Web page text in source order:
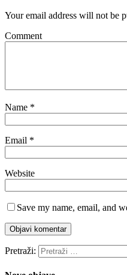
Your email address will not be
Comment
Name *
Email *
Website
Save my name, email, and
Pretraži: